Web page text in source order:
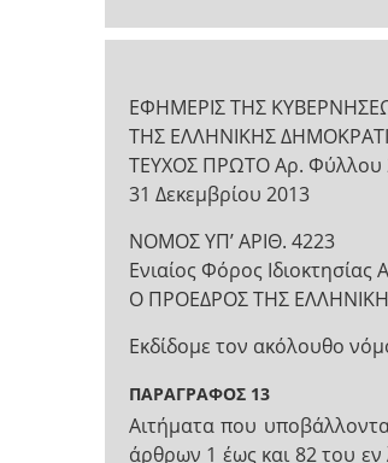
ΕΦΗΜΕΡΙΣ ΤΗΣ
ΤΗΣ ΕΛΛΗΝΙΚΗΣ
ΤΕΥΧΟΣ ΠΡΩΤΟ Αρ. Φύλλου
31 Δεκεμβρίου 2013
ΝΟΜΟΣ ΥΠ’ ΑΡΙΘ. 4223
Ενιαίος Φόρος Ιδιοκτησίας
Ο ΠΡΟΕΔΡΟΣ ΤΗΣ
Εκδίδομε τον ακόλουθο
ΠΑΡΑΓΡΑΦΟΣ 13
Αιτήματα που
άρθρων 1 έως και 82 του